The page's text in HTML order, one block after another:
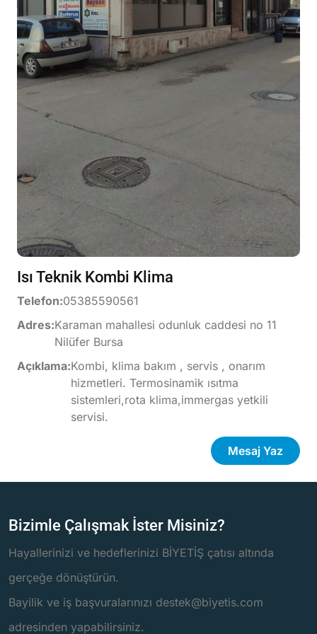
Isı Teknik Kombi Klima
Telefon:05385590561
Adres:Karaman mahallesi odunluk caddesi no 11
Nilüfer Bursa
Açıklama:Kombi, klima bakım , servis , onarım
hizmetleri. Termosinamik ısıtma
sistemleri,rota klima,immergas yetkili
servisi.
Mesaj Yaz
Bizimle Çalışmak İster Misiniz?
Hayallerinizi ve hedeflerinizi BİYETİŞ çatısı altında
gerçeğe dönüştürün.
Bayilik ve iş başvuralarınızı destek@biyetis.com
adresinden yapabilirsiniz.